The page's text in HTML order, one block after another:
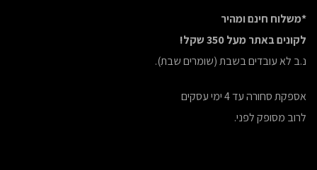
*משלוח חינם ומהיר
לקונים באתר מעל 350 שקל!
נ.ב לא עובדים בשבת (שומרים שבת).
אספקת סחורה עד 4 ימי עסקים
לרוב מסופק לפני.